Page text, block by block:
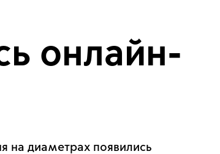
онлайн-
на диаметрах появились